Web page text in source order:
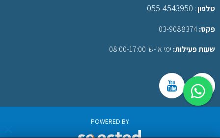
טלפון:
055-4543950
פקס:03-9088374
שעות פעילות: ימי א'-ש' 08:00-17:00
POWERED BY